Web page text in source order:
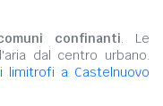
confinanti. Le
dal centro urbano.
limitrofi a Castelnuovo